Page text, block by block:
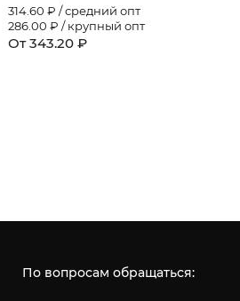
314.60 ₽ / средний опт
286.00 ₽ / крупный опт
От 343.20 ₽
По вопросам обращаться: